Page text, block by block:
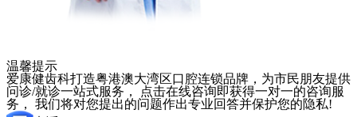
温馨提示
爱康健齿科打造粤港澳大湾区口腔连锁品牌，为市民朋友提供
问诊/就诊一站式服务， 点击在线咨询即获得一对一的咨询服
务， 我们将对您提出的问题作出专业回答并保护您的隐私!